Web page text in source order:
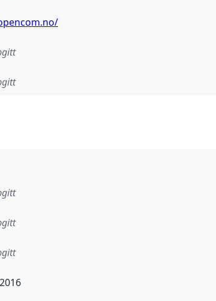
datasettet først blei utgitt. Det kan ha